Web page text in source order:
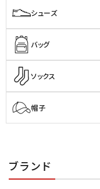
シューズ
バッグ
ソックス
帽子
ブランド